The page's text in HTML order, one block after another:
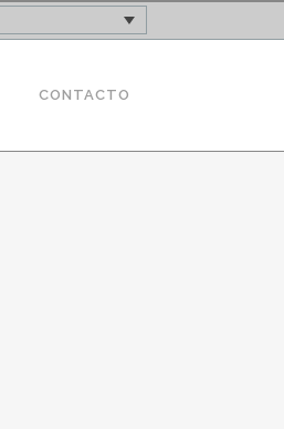
CONTACTO